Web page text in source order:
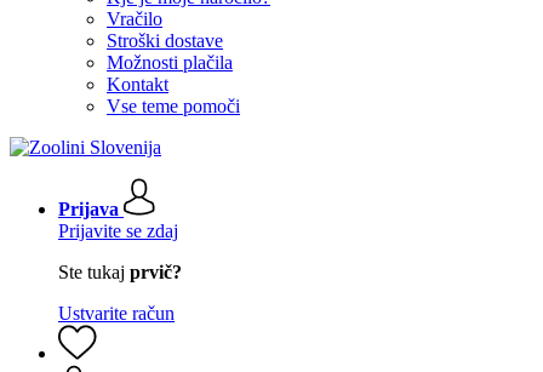
Vračilo
Stroški dostave
Možnosti plačila
Kontakt
Vse teme pomoči
Prijava
Prijavite se zdaj
Ste tukaj prvič?
Ustvarite račun